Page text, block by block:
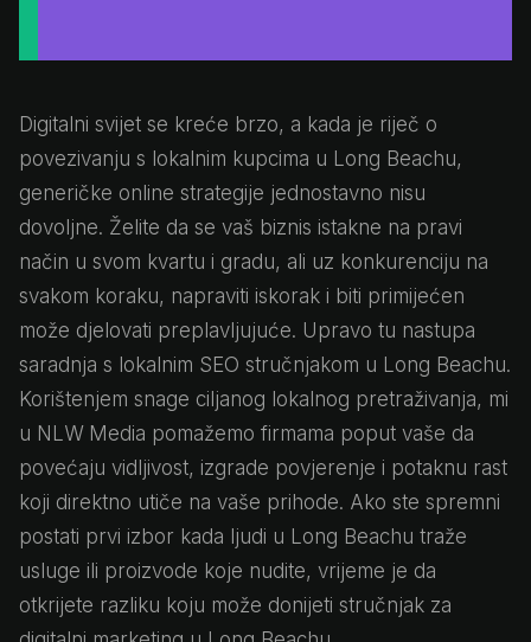
Digitalni svijet se kreće brzo, a kada je riječ o
povezivanju s lokalnim kupcima u Long Beachu,
generičke online strategije jednostavno nisu
dovoljne. Želite da se vaš biznis istakne na pravi
način u svom kvartu i gradu, ali uz konkurenciju na
svakom koraku, napraviti iskorak i biti primijećen
može djelovati preplavljujuće. Upravo tu nastupa
saradnja s lokalnim SEO stručnjakom u Long Beachu.
Korištenjem snage ciljanog lokalnog pretraživanja, mi
u NLW Media pomažemo firmama poput vaše da
povećaju vidljivost, izgrade povjerenje i potaknu rast
koji direktno utiče na vaše prihode. Ako ste spremni
postati prvi izbor kada ljudi u Long Beachu traže
usluge ili proizvode koje nudite, vrijeme je da
otkrijete razliku koju može donijeti stručnjak za